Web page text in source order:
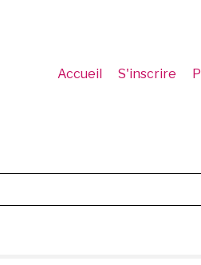
Accueil S'inscrire